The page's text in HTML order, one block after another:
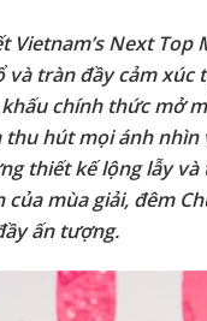
Vietnam’s Next
tràn đầy cảm xúc
khấu chính thức mở
hút mọi ánh nhìn
thiết kế lộng lẫy
mùa giải, đêm
ấn tượng.